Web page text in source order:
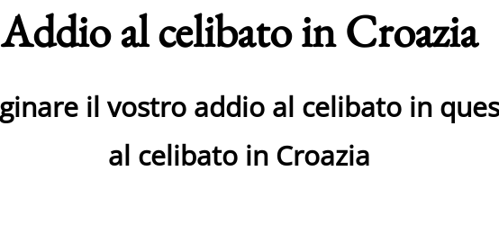
Addio al celibato in Croazia
il vostro addio al celibato in
al celibato in Croazia